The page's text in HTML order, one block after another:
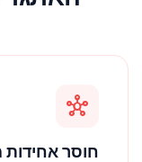
hub
חוסר אחידות